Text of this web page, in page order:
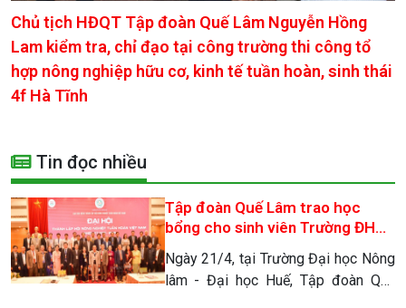
Chủ tịch HĐQT Tập đoàn Quế Lâm Nguyễn Hồng
Lam kiểm tra, chỉ đạo tại công trường thi công tổ
hợp nông nghiệp hữu cơ, kinh tế tuần hoàn, sinh thái
4f Hà Tĩnh
Tin đọc nhiều
Tập đoàn Quế Lâm trao học
bổng cho sinh viên Trường ĐH
Nông lâm – Đại học Huế
Ngày 21/4, tại Trường Đại học Nông
lâm - Đại học Huế, Tập đoàn Quế